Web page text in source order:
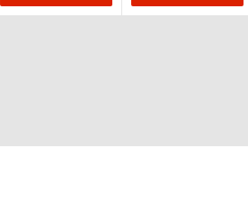
を気にせず、ガイドさんの説明をじっ